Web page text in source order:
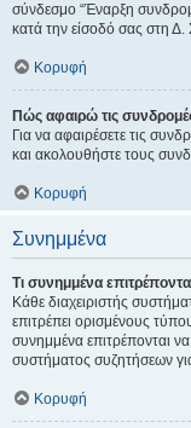
σύνδεσμο “Έναρξη
κατά την είσοδό σας στη Δ.
Κορυφή
Πώς αφαιρώ τις
Για να αφαιρέσετε τις
και ακολουθήστε τους
Κορυφή
Συνημμένα
Τι συνημμένα
Κάθε διαχειριστής
επιτρέπει ορισμένους
συνημμένα επιτρέπονται
συστήματος συζητήσεων
Κορυφή